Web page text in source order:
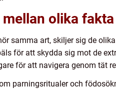
olika
samma art, skiljer sig de
för att skydda sig mot de
för att navigera genom tät
parningsritualer och